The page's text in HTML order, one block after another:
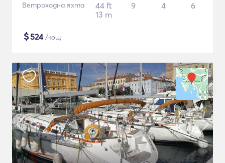
Ветроходна яхта
44 ft
13 m
9 4 6
$524/нощ